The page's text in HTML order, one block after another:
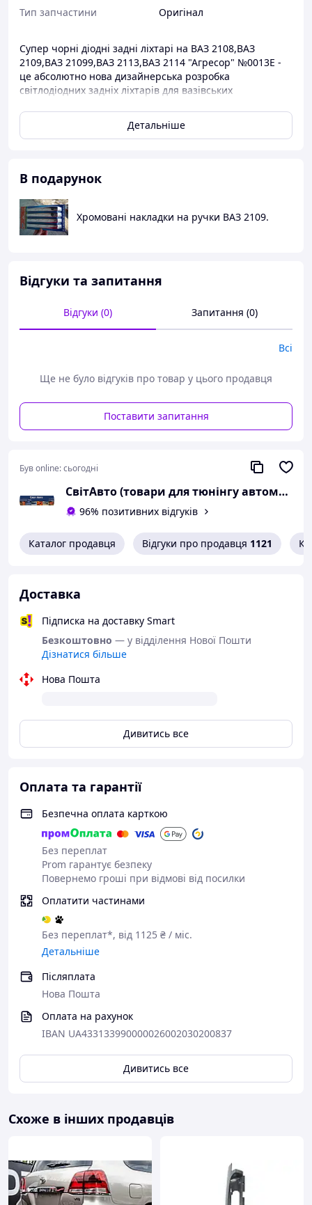
Тип запчастини
Оригінал
Супер чорні діодні задні ліхтарі на ВАЗ 2108,ВАЗ
2109,ВАЗ 21099,ВАЗ 2113,ВАЗ 2114 "Агресор" №0013E -
це абсолютно нова дизайнерська розробка
світлодіодних задніх ліхтарів для вазівських
ваш автомобіль помітним і не впізнаваним.
Інші моделі задніх ліхтарів на ВАЗ 2108/09/13/14/99
Детальніше
В подарунок
Хромовані накладки на ручки ВАЗ 2109.
Відгуки та запитання
Відгуки (0) Запитання (0)
Всі
Ще не було відгуків про товар у цього продавця
Поставити запитання
Був online:сьогодні
СвітАвто (товари для тюнінгу автомобілів ВАЗ)
96% позитивних відгуків
Каталог продавця Відгуки про продавця 1121
Доставка
Підписка на доставку Smart
Безкоштовно — у відділення Нової Пошти
Дізнатися більше
Нова Пошта
Дивитись все
Оплата та гарантії
Безпечна оплата карткою
Без переплат
Prom гарантує безпеку
Повернемо гроші при відмові від посилки
Оплатити частинами
Без переплат*, від 1125 ₴ / міс.
Детальніше
Післяплата
Нова Пошта
Оплата на рахунок
IBAN UA433133990000026002030200837
Дивитись все
Схоже в інших продавців